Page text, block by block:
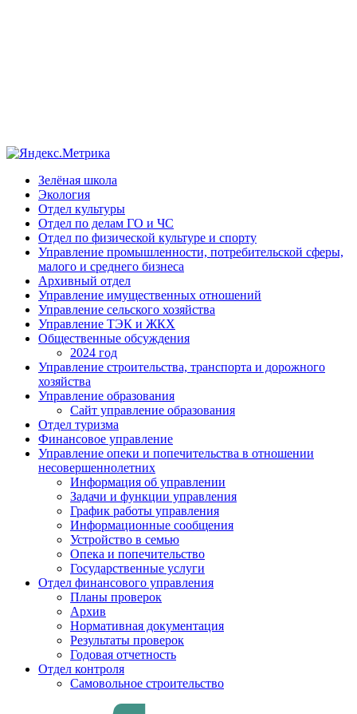
Зелёная школа
Экология
Отдел культуры
Отдел по делам ГО и ЧС
Отдел по физической культуре и спорту
Управление промышленности, потребительской сферы,
малого и среднего бизнеса
Архивный отдел
Управление имущественных отношений
Управление сельского хозяйства
Управление ТЭК и ЖКХ
Общественные обсуждения
2024 год
Управление строительства, транспорта и дорожного
хозяйства
Управление образования
Сайт управление образования
Отдел туризма
Финансовое управление
Управление опеки и попечительства в отношении
несовершеннолетних
Информация об управлении
Задачи и функции управления
График работы управления
Информационные сообщения
Устройство в семью
Опека и попечительство
Государственные услуги
Отдел финансового управления
Планы проверок
Архив
Нормативная документация
Результаты проверок
Годовая отчетность
Отдел контроля
Самовольное строительство